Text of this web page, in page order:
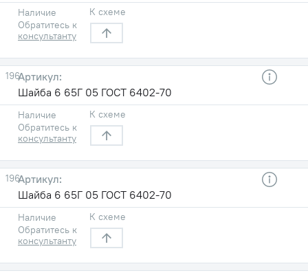
Наличие
Обратитесь к
консультанту
К схеме
196
Шайба 6 65Г 05 ГОСТ 6402-70
Наличие
Обратитесь к
консультанту
К схеме
196
Шайба 6 65Г 05 ГОСТ 6402-70
Наличие
Обратитесь к
консультанту
К схеме